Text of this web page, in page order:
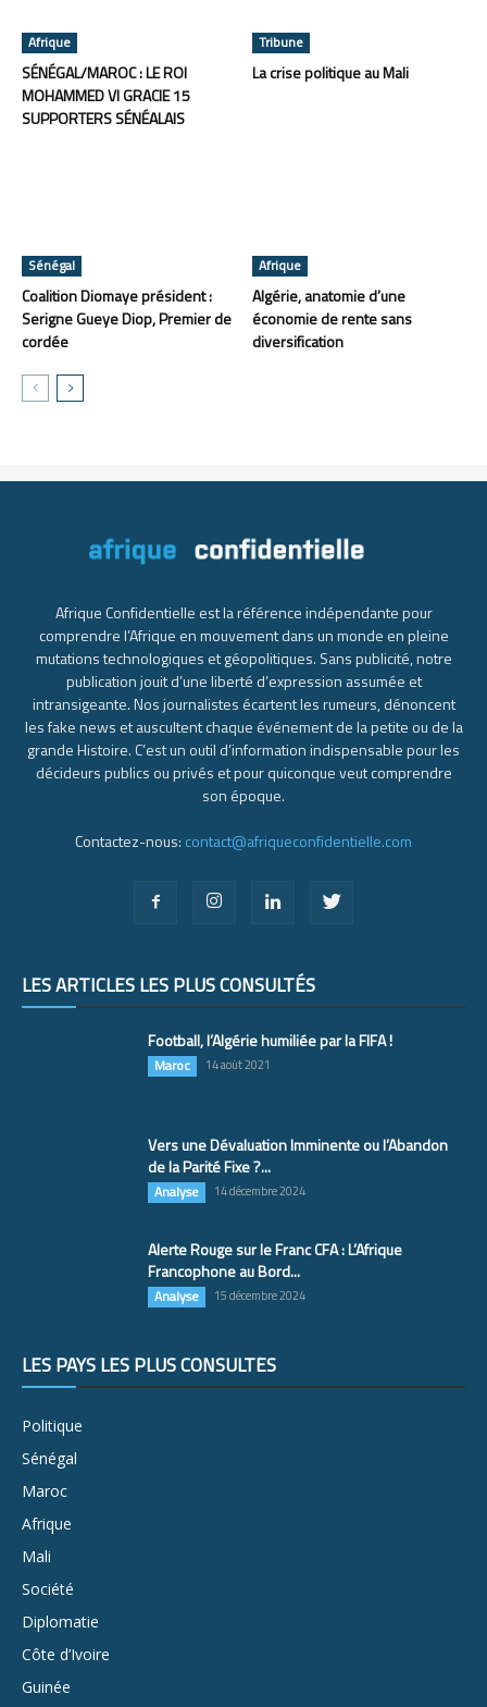
Afrique
SÉNÉGAL/MAROC : LE ROI
MOHAMMED VI GRACIE 15
SUPPORTERS SÉNÉALAIS
Tribune
La crise politique au Mali
Sénégal
Coalition Diomaye président :
Serigne Gueye Diop, Premier de
cordée
Afrique
Algérie, anatomie d’une
économie de rente sans
diversification
Afrique Confidentielle est la référence indépendante pour
comprendre l’Afrique en mouvement dans un monde en pleine
mutations technologiques et géopolitiques. Sans publicité, notre
publication jouit d’une liberté d’expression assumée et
intransigeante. Nos journalistes écartent les rumeurs, dénoncent
les fake news et auscultent chaque événement de la petite ou de la
grande Histoire. C’est un outil d’information indispensable pour les
décideurs publics ou privés et pour quiconque veut comprendre
son époque.
Contactez-nous: contact@afriqueconfidentielle.com
LES ARTICLES LES PLUS CONSULTÉS
Football, l’Algérie humiliée par la FIFA !
Maroc 14 août 2021
Vers une Dévaluation Imminente ou l’Abandon
de la Parité Fixe ?...
Analyse 14 décembre 2024
Alerte Rouge sur le Franc CFA : L’Afrique
Francophone au Bord...
Analyse 15 décembre 2024
LES PAYS LES PLUS CONSULTÉS
Politique
Sénégal
Maroc
Afrique
Mali
Société
Diplomatie
Côte d’Ivoire
Guinée